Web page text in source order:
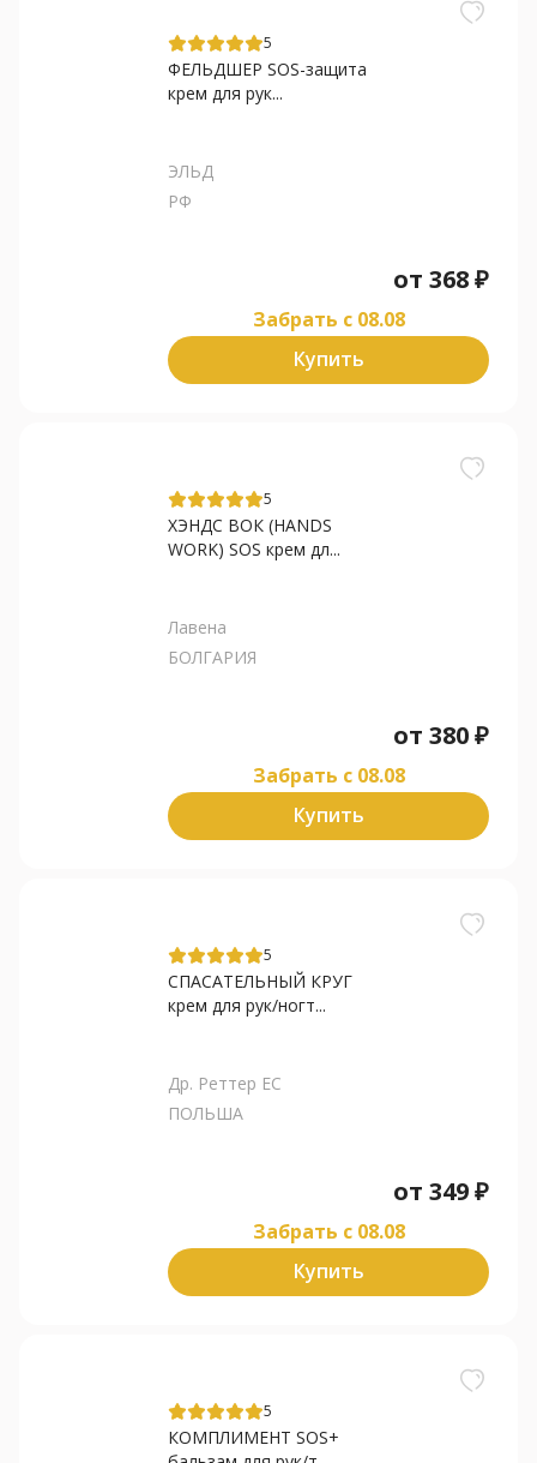
5
ФЕЛЬДШЕР SOS-защита
крем для рук...
ЭЛЬД
РФ
от 368₽
Забрать c 08.08
Купить
5
ХЭНДС ВОК (HANDS
WORK) SOS крем дл...
Лавена
БОЛГАРИЯ
от 380₽
Забрать c 08.08
Купить
5
СПАСАТЕЛЬНЫЙ КРУГ
крем для рук/ногт...
Др. Реттер ЕС
ПОЛЬША
от 349₽
Забрать c 08.08
Купить
5
КОМПЛИМЕНТ SOS+